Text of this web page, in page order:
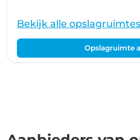
Bekijk alle opslagruimtes
Opslagruimte